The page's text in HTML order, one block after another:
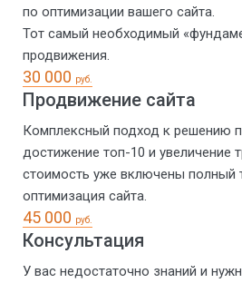
по оптимизации вашего сайта.
Тот самый необходимый
продвижения.
30 000 руб.
Продвижение сайта
Комплексный подход к решению
достижение топ-10 и увеличение
стоимость уже включены полный
оптимизация сайта.
45 000 руб.
Консультация
У вас недостаточно знаний и